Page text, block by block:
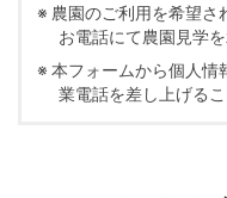
農園のご利用を希望さ
お電話にて農園見学
本フォームから個人情
業電話を差し上げる